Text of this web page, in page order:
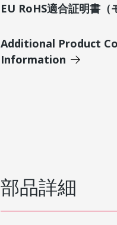
EU RoHS適合証明書（
Additional Product
Information
部品詳細